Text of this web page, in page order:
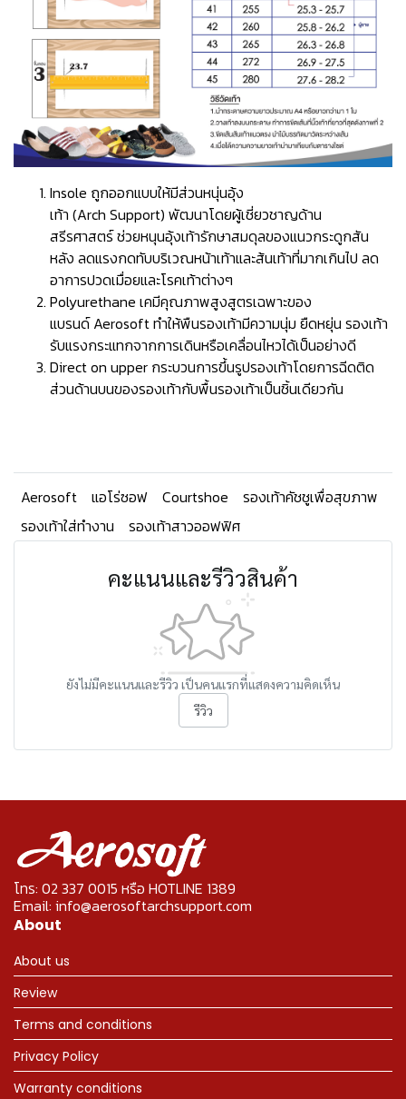
Insole ถูกออกแบบให้มีส่วนหนุ่นอุ้ง
เท้า (Arch Support) พัฒนาโดยผู้เชี่ยวชาญด้าน
สรีรศาสตร์ ช่วยหนุนอุ้งเท้ารักษาสมดุลของแนวกระดูกสัน
หลัง ลดแรงกดทับบริเวณหน้าเท้าและส้นเท้าที่มากเกินไป ลด
อาการปวดเมื่อยและโรคเท้าต่างๆ
Polyurethane เคมีคุณภาพสูงสูตรเฉพาะของ
แบรนด์ Aerosoft ทำให้พืนรองเท้ามีความนุ่ม ยืดหยุ่น รองเท้า
รับแรงกระแทกจากการเดินหรือเคลื่อนไหวได้เป็นอย่างดี
Direct on upper กระบวนการขึ้นรูปรองเท้าโดยการฉีดติด
ส่วนด้านบนของรองเท้ากับพื้นรองเท้าเป็นชิ้นเดียวกัน
Aerosoft แอโร่ซอฟ Courtshoe
รองเท้าคัชชูเพื่อสุขภาพ
รองเท้าใส่ทำงาน
รองเท้าสาวออฟฟิศ
คะแนนและรีวิวสินค้า
ยังไม่มีคะแนนและรีวิว เป็นคนแรกที่แสดงความคิดเห็น
รีวิว
โทร: 02 337 0015 หรือ HOTLINE 1389
Email: info@aerosoftarchsupport.com
About
About us
Review
Terms and conditions
Privacy Policy
Warranty conditions